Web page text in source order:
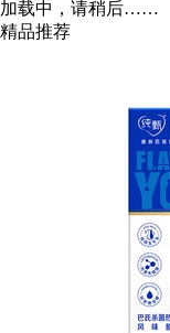
加载中，请稍后……
精品推荐